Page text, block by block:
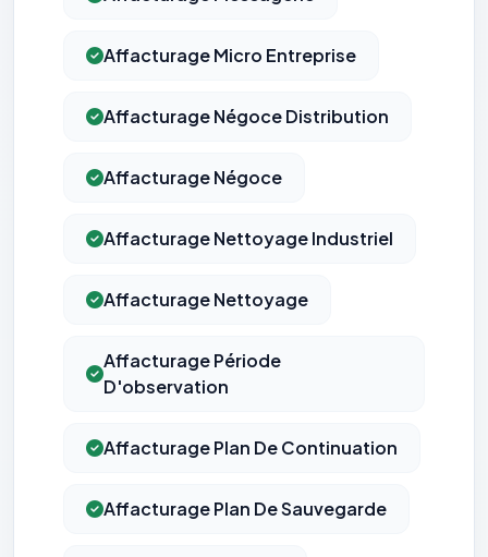
Affacturage Micro Entreprise
Affacturage Négoce Distribution
Affacturage Négoce
Affacturage Nettoyage Industriel
Affacturage Nettoyage
Affacturage Période
D'observation
Affacturage Plan De Continuation
Affacturage Plan De Sauvegarde